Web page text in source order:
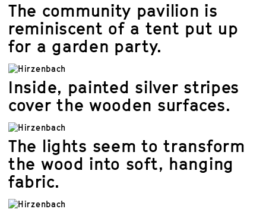
The community pavilion is
reminiscent of a tent put up
for a garden party.
Inside, painted silver stripes
cover the wooden surfaces.
The lights seem to transform
the wood into soft, hanging
fabric.